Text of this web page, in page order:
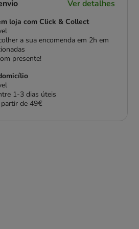
Ver detalhes
loja com Click & Collect
a sua encomenda em 2h em
presente!
1-3 dias úteis
partir de 49€